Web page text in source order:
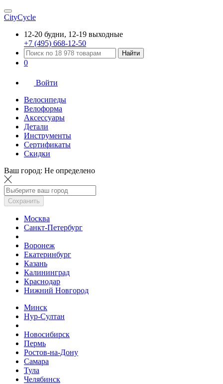
CityCycle
12-20 будни, 12-19 выходные
+7 (495) 668-12-50
Найти
0
Войти
Велосипеды
Велоформа
Аксессуары
Детали
Инструменты
Сертификаты
Скидки
Ваш город: Не определено
Сохранить
Москва
Санкт-Петербург
Воронеж
Екатеринбург
Казань
Калининград
Краснодар
Нижний Новгород
Минск
Нур-Султан
Новосибирск
Пермь
Ростов-на-Дону
Самара
Тула
Челябинск